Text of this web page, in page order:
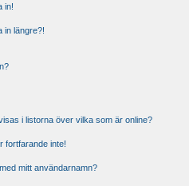
in!
in längre?!
i listorna över vilka som är online?
fortfarande inte!
mitt användarnamn?